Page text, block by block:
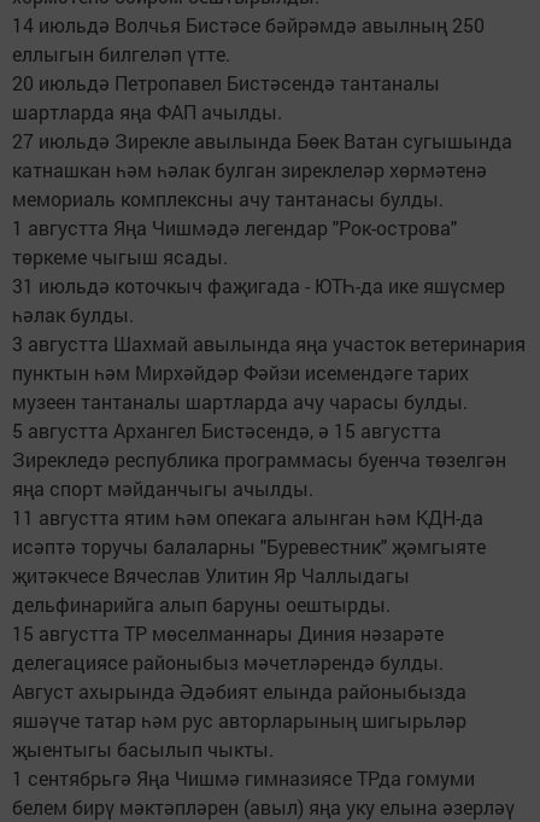
14 июльдә Волчья Бистәсе бәйрәмдә авылның 250
еллыгын билгеләп үтте.
20 июльдә Петропавел Бистәсендә тантаналы
шартларда яңа ФАП ачылды.
27 июльдә Зирекле авылында Бөек Ватан сугышында
катнашкан һәм һәлак булган зиреклеләр хөрмәтенә
мемориаль комплексны ачу тантанасы булды.
1 августта Яңа Чишмәдә легендар "Рок-острова"
төркеме чыгыш ясады.
31 июльдә коточкыч фаҗигада - ЮТҺ-да ике яшүсмер
һәлак булды.
3 августта Шахмай авылында яңа участок ветеринария
пунктын һәм Мирхәйдәр Фәйзи исемендәге тарих
музеен тантаналы шартларда ачу чарасы булды.
5 августта Архангел Бистәсендә, ә 15 августта
Зирекледә республика программасы буенча төзелгән
яңа спорт мәйданчыгы ачылды.
11 августта ятим һәм опекага алынган һәм КДН-да
исәптә торучы балаларны "Буревестник" җәмгыяте
җитәкчесе Вячеслав Улитин Яр Чаллыдагы
дельфинарийга алып баруны оештырды.
15 августта ТР мөселманнары Диния нәзарәте
делегациясе районыбыз мәчетләрендә булды.
Август ахырында Әдәбият елында районыбызда
яшәүче татар һәм рус авторларының шигырьләр
җыентыгы басылып чыкты.
1 сентябрьгә Яңа Чишмә гимназиясе ТРда гомуми
белем бирү мәктәпләрен (авыл) яңа уку елына әзерләү